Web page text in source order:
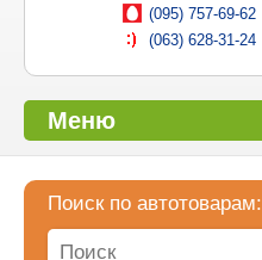
(095) 757-69-62
(063) 628-31-24
Меню
Поиск по автотоварам: